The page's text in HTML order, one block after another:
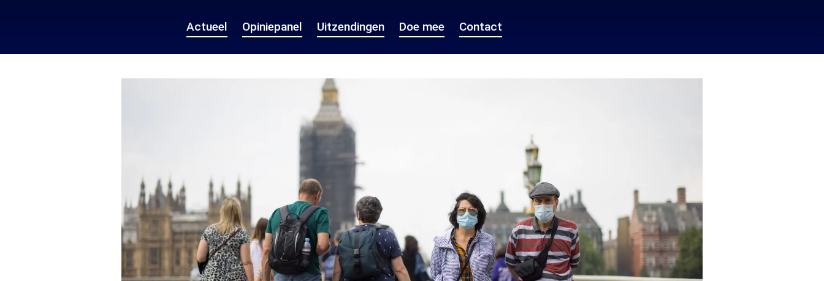
Actueel Opiniepanel Uitzendingen Doe mee Contact